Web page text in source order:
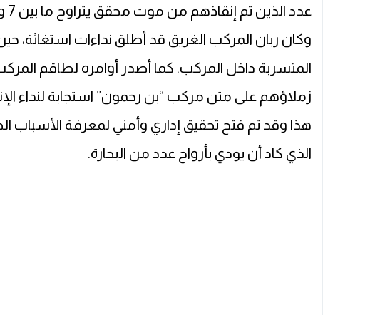
عدد الذين تم إنقاذهم من موت محقق يتراوح ما بين 7 و14.
وكان ربان المركب الغريق قد أطلق نداءات استغاثة،
المتسربة داخل المركب. كما أصدر أوامره لطاقم
زملاؤهم على متن مركب “بن رحمون” استجابة لنداء
هذا وقد تم فتح تحقيق إداري وأمني لمعرفة الأسباب
الذي كاد أن يودي بأرواح عدد من البحارة.